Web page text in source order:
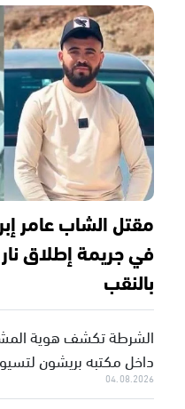
مقتل الشاب عامر
في جريمة إطلاق
بالنقب
الشرطة تكشف هوية
داخل مكتبه بريشون
04.08.2026